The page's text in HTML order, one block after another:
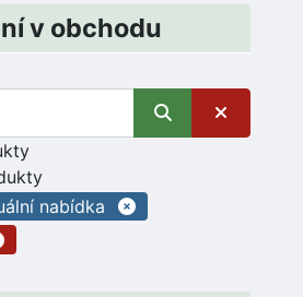
v obchodu
nabídka